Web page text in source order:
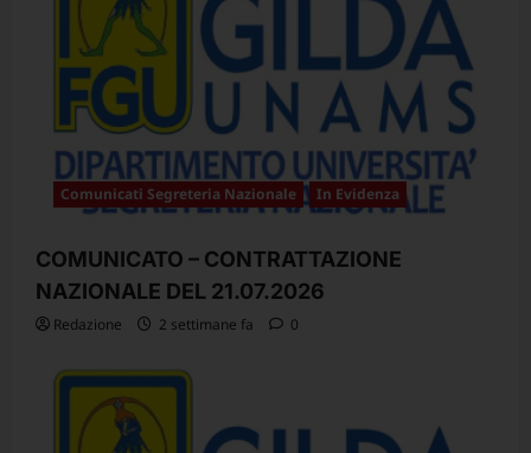
Comunicati Segreteria Nazionale In Evidenza
COMUNICATO – CONTRATTAZIONE
NAZIONALE DEL 21.07.2026
Redazione 2 settimane fa 0